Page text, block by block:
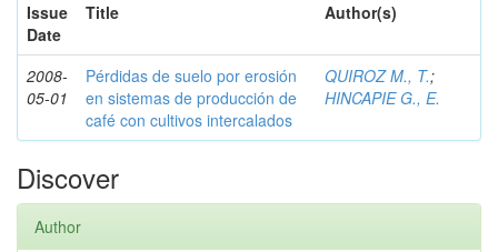
Issue
Date
Title Author(s)
2008-
05-01
Pérdidas de suelo por erosión
en sistemas de producción de
café con cultivos intercalados
QUIROZ M., T.;
HINCAPIE G., E.
Discover
Author